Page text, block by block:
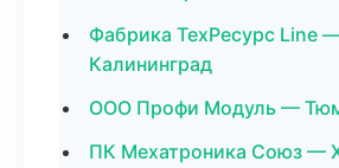
Фабрика ТехРесурс Line
Калининград
ООО Профи Модуль —
ПК Мехатроника Союз —